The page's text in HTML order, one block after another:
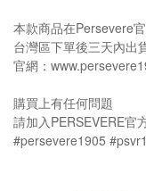
本款商品在Persevere
台灣區下單後三天內出
官網：
購買上有任何問題
請加入PERSEVERE官
#persevere1905